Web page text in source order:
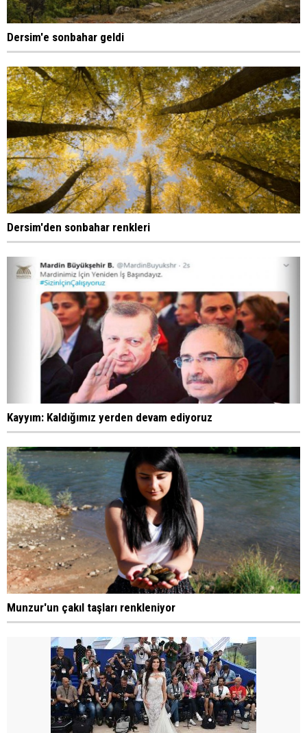
Dersim'e sonbahar geldi
Dersim'den sonbahar renkleri
Kayyım: Kaldığımız yerden devam ediyoruz
Munzur'un çakıl taşları renkleniyor